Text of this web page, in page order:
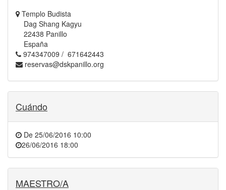
Templo Budista
Dag Shang Kagyu
22438 Panillo
España
974347009 / 671642443
reservas@dskpanillo.org
Cuándo
De 25/06/2016 10:00
26/06/2016 18:00
MAESTRO/A